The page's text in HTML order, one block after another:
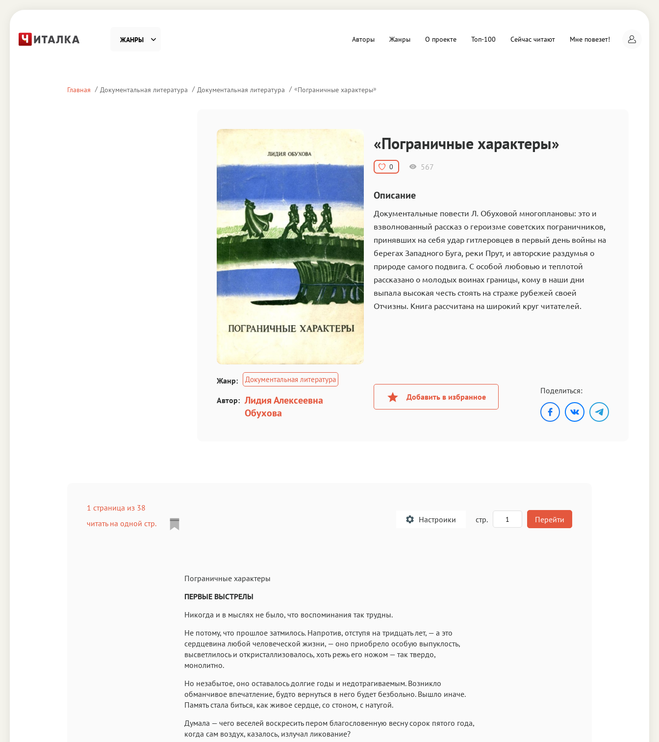
ЖАНРЫ
Драматургия
Компьютеры и Интернет
Старинное Фольклор
Прочее
Авторы Жанры О проекте Топ-100 Сейчас читают Мне повезет!
Главная Документальная литература Документальная литература «Пограничные характеры»
Жанр: Документальная литература
Автор: Лидия Алексеевна
Обухова
«Пограничные характеры»
0 567
Описание
Документальные повести Л. Обуховой многоплановы: это и
взволнованный рассказ о героизме советских пограничников,
принявших на себя удар гитлеровцев в первый день войны на
берегах Западного Буга, реки Прут, и авторские раздумья о
природе самого подвига. С особой любовью и теплотой
рассказано о молодых воинах границы, кому в наши дни
выпала высокая честь стоять на страже рубежей своей
Отчизны. Книга рассчитана на широкий круг читателей.
Добавить в избранное
Поделиться:
1 страница из 38
читать на одной стр.
Настроики
Аа
Iowan
Аа
San Francisco Аа
SF Serif Аа
Аа Аа Аа Аа
стр. Перейти
Пограничные характеры
ПЕРВЫЕ ВЫСТРЕЛЫ
Никогда и в мыслях не было, что воспоминания так трудны.
Не потому, что прошлое затмилось. Напротив, отступя на тридцать лет, — а это
сердцевина любой человеческой жизни, — оно приобрело особую выпуклость,
высветлилось и откристаллизовалось, хоть режь его ножом — так твердо,
монолитно.
Но незабытое, оно оставалось долгие годы и недотрагиваемым. Возникло
обманчивое впечатление, будто вернуться в него будет безбольно. Вышло иначе.
Память стала биться, как живое сердце, со стоном, с натугой.
Думала — чего веселей воскресить пером благословенную весну сорок пятого года,
когда сам воздух, казалось, излучал ликование?